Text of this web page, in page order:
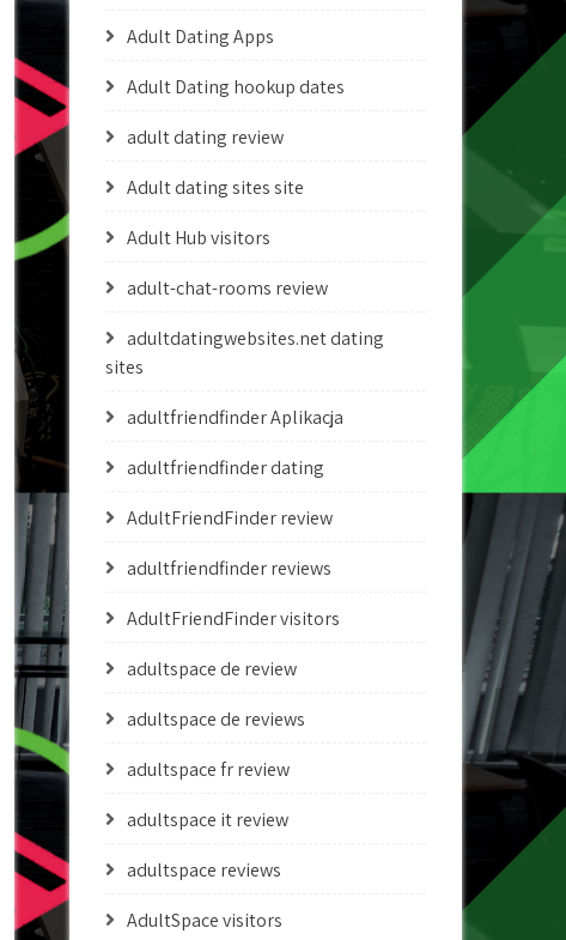
Adult Dating Apps
Adult Dating hookup dates
adult dating review
Adult dating sites site
Adult Hub visitors
adult-chat-rooms review
adultdatingwebsites.net dating
sites
adultfriendfinder Aplikacja
adultfriendfinder dating
AdultFriendFinder review
adultfriendfinder reviews
AdultFriendFinder visitors
adultspace de review
adultspace de reviews
adultspace fr review
adultspace it review
adultspace reviews
AdultSpace visitors